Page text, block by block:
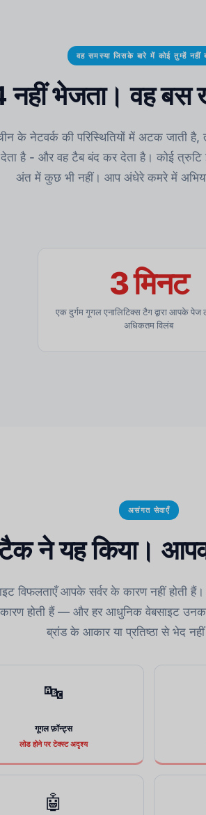
वह समस्या जिसके बारे में कोई तुम्हें नहीं
भेजता। वह बस
के नेटवर्क की परिस्थितियों में अटक जाती है,
है - और वह टैब बंद कर देता है। कोई
अंत में कुछ भी नहीं। आप अंधेरे कमरे में
3 मिनट
एक दुर्गम गूगल एनालिटिक्स टैग द्वारा आपके
अधिकतम विलंब
असंगत सेवाएँ
ने यह किया।
विफलताएँ आपके सर्वर के कारण नहीं होती हैं।
होती हैं — और हर आधुनिक वेबसाइट
ब्रांड के आकार या प्रतिष्ठा से भेद
🔤
गूगल फ़ॉन्ट्स
लोड होने पर टेक्स्ट अदृश्य
🤖